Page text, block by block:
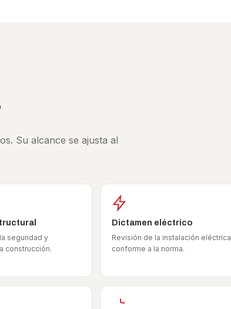
Su alcance se ajusta al
seguridad y
construcción.
Dictamen eléctrico
Revisión de la instalación eléctrica
conforme a la norma.